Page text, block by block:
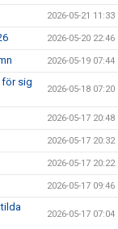
2026-05-21 11:33
2026-05-20 22:46
2026-05-19 07:44
för sig
2026-05-18 07:20
2026-05-17 20:48
2026-05-17 20:32
2026-05-17 20:22
2026-05-17 09:46
2026-05-17 07:04